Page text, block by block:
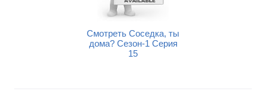
Смотреть Соседка, ты
дома? Сезон-1 Серия
15